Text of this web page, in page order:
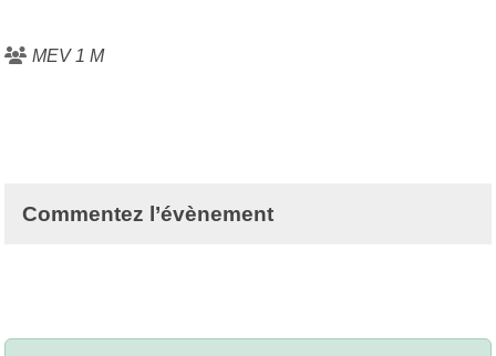
MEV 1 M
Commentez l’évènement